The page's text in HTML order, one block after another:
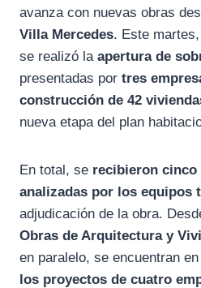
e
b
k
e
g
a
m
t
s
p
p
avanza con nuevas obras
Villa Mercedes. Este
se realizó la apertura de
presentadas por tres
construcción de 42
nueva etapa del plan
En total, se recibieron cinco
analizadas por los equipos
adjudicación de la obra.
Obras de Arquitectura y
en paralelo, se encuentran en
los proyectos de cuatro